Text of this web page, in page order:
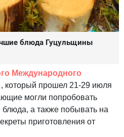
блюда Гуцульщины
Международного
, который прошел 21-29 июля
могли попробовать
блюда, а также побывать на
приготовления от